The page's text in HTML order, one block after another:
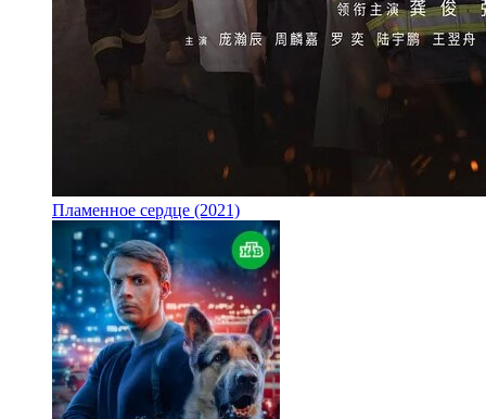
Пламенное сердце (2021)